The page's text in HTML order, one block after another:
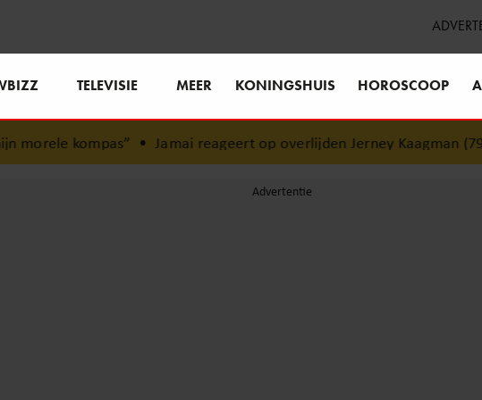
TELEVISIE MEER KONINGSHUIS HOROSCOOP
•Jamai reageert op overlijden Jerney Kaagman (79): ‘Dat